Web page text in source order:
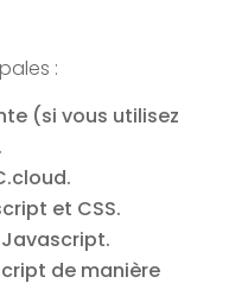
:
(si vous utilisez
et CSS.
Javascript.
de manière